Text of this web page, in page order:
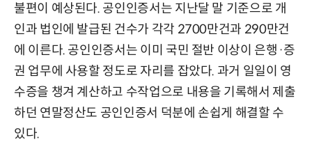
불편이 예상된다. 공인인증서는 지난달 말 기준으로 개
인과 법인에 발급된 건수가 각각 2700만건과 290만건
에 이른다. 공인인증서는 이미 국민 절반 이상이 은행·증
권 업무에 사용할 정도로 자리를 잡았다. 과거 일일이 영
수증을 챙겨 계산하고 수작업으로 내용을 기록해서 제출
하던 연말정산도 공인인증서 덕분에 손쉽게 해결할 수
있다.